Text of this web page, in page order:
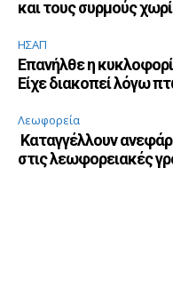
και τους συρμούς
ΗΣΑΠ
Επανήλθε η
Είχε διακοπεί λόγω
Λεωφορεία
Καταγγέλλουν
στις λεωφορειακές